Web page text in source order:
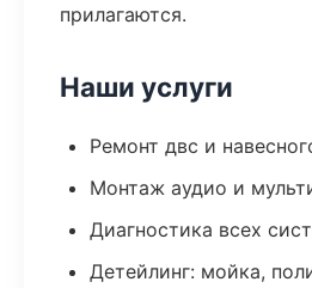
прилагаются.
Наши услуги
Ремонт двс и
Монтаж аудио и
Диагностика всех
Детейлинг: мойка,